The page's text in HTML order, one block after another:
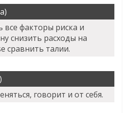
все факторы риска и
снизить расходы на
сравнить талии.
говорит и от себя.